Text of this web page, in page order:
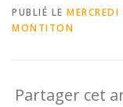
PUBLIÉ LE
MONTITON
Partager cet